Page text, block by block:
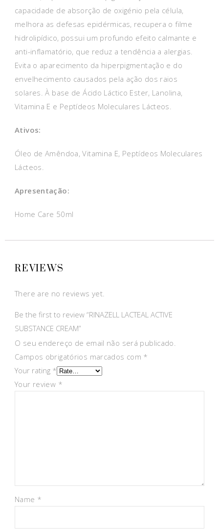
capacidade de absorção de oxigénio pela célula,
melhora as defesas epidérmicas, recupera o filme
hidrolipídico, possui um profundo efeito calmante e
anti-inflamatório, que reduz a tendência a alergias.
Evita o aparecimento da hiperpigmentação e do
envelhecimento causados pela ação dos raios
solares. À base de Ácido Láctico Ester, Lanolina,
Vitamina E e Peptídeos Moleculares Lácteos.
Ativos:
Óleo de Amêndoa, Vitamina E, Peptídeos Moleculares
Lácteos.
Apresentação:
Home Care 50ml
REVIEWS
There are no reviews yet.
Be the first to review “RINAZELL LACTEAL ACTIVE
SUBSTANCE CREAM”
O seu endereço de email não será publicado.
Campos obrigatórios marcados com *
Your rating *
Your review *
Name *